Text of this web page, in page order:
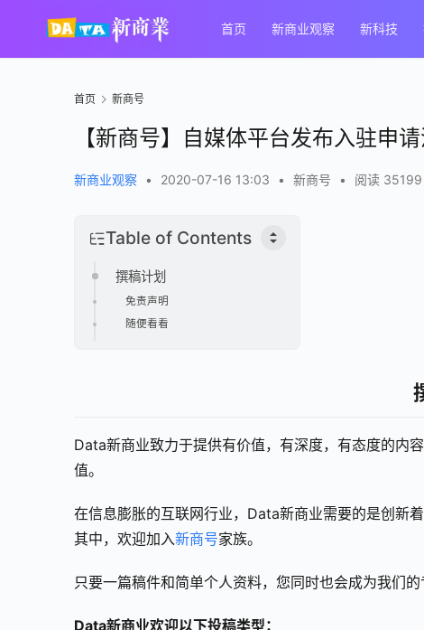
首页 新商业观察 新科技
首页 新商号
【新商号】自媒体平台发布入驻申
新商业观察 • 2020-07-16 13:03 • 新商号 • 阅读 35199
Table of Contents
撰稿计划
免责声明
随便看看
Data新商业致力于提供有价值，有深度，有态度的内
值。
在信息膨胀的互联网行业，Data新商业需要的是创新
其中，欢迎加入新商号家族。
只要一篇稿件和简单个人资料，您同时也会成为我们
Data新商业欢迎以下投稿类型：